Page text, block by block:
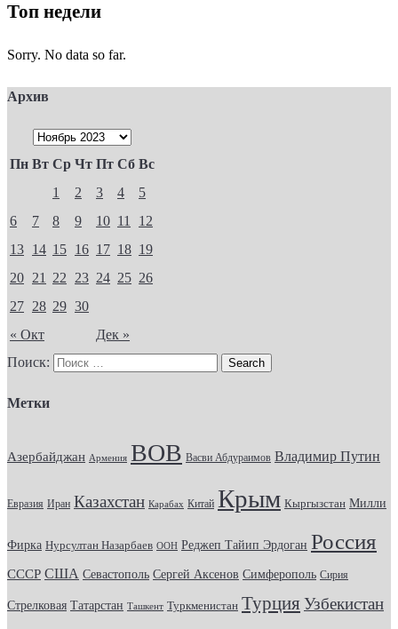
Топ недели
Sorry. No data so far.
Архив
Пн Вт Ср Чт Пт Сб Вс
« Окт Дек »
1 2 3 4
5
6
7 8 9 10 11
12
13 14 15 16 17 18 19
20 21 22 23 24 25 26
27 28 29 30
Поиск:
Метки
Азербайджан Армения ВОВ Васви Абдураимов Владимир Путин
Евразия Иран Казахстан Карабах Китай Крым Кыргызстан Милли
Фирка Нурсултан Назарбаев ООН Реджеп Тайип Эрдоган Россия
СССР США Севастополь Сергей Аксенов Симферополь Сирия
Стрелковая Татарстан Ташкент Туркменистан Турция Узбекистан